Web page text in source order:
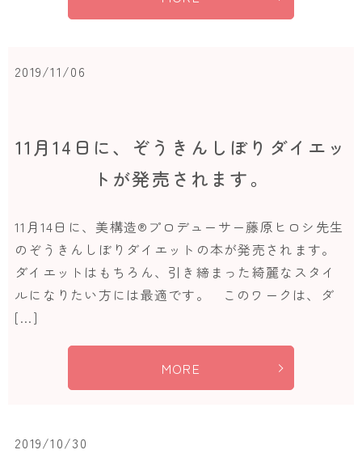
2019/11/06
11月14日に、ぞうきんしぼりダイエッ
トが発売されます。
11月14日に、美構造®プロデューサー藤原ヒロシ先生
のぞうきんしぼりダイエットの本が発売されます。
ダイエットはもちろん、引き締まった綺麗なスタイ
ルになりたい方には最適です。 このワークは、ダ
[…]
MORE
2019/10/30